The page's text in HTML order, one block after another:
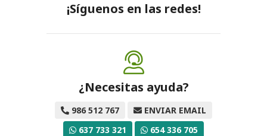
¡Síguenos en las redes!
¿Necesitas ayuda?
986 512 767
ENVIAR EMAIL
637 733 321
654 336 705